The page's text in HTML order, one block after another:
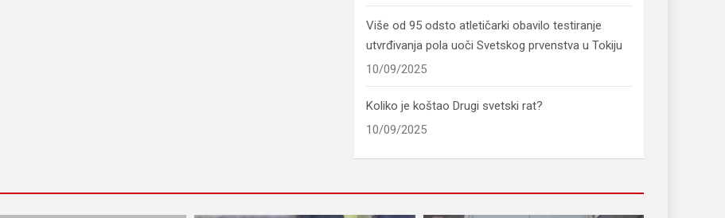
Više od 95 odsto atletičarki obavilo testiranje
utvrđivanja pola uoči Svetskog prvenstva u Tokiju
10/09/2025
Koliko je koštao Drugi svetski rat?
10/09/2025